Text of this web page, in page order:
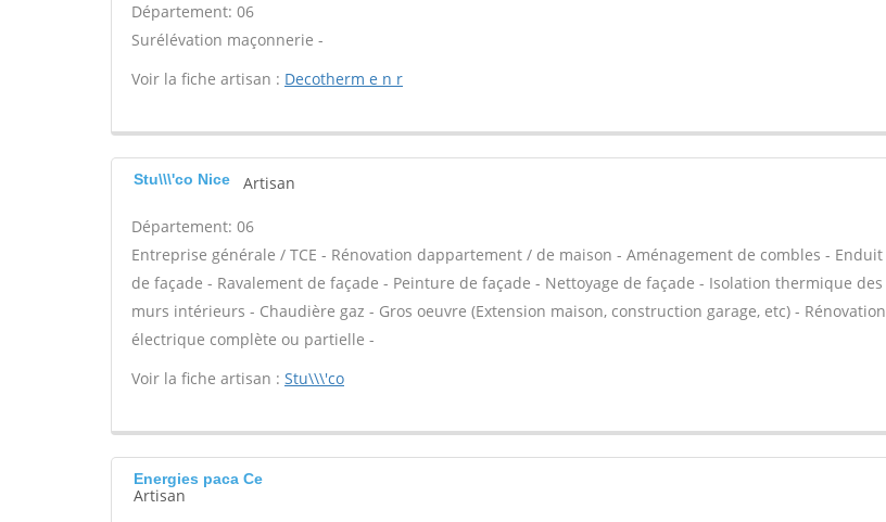
Département: 06
Surélévation maçonnerie -
Voir la fiche artisan : Decotherm e n r
Stu\\\'co Nice Artisan
Département: 06
Entreprise générale / TCE - Rénovation dappartement / de maison - Aménagement de combles - Enduit
de façade - Ravalement de façade - Peinture de façade - Nettoyage de façade - Isolation thermique des
murs intérieurs - Chaudière gaz - Gros oeuvre (Extension maison, construction garage, etc) - Rénovation
électrique complète ou partielle -
Voir la fiche artisan : Stu\\\'co
Energies paca Ce
Artisan